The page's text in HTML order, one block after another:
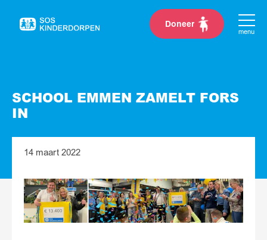
Naar
Doneer
menu
SCHOOL EMMEN ZAMELT FORS
IN
14 maart 2022